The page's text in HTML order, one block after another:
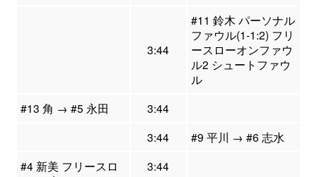
3:44
#11 鈴木 パーソナル
ファウル(1-1:2) フリ
ースローオンファウ
ル2 シュートファウ
ル
#13 角 → #5 永田
3:44
3:44
#9 平川 → #6 志水
#4 新美 フリースロ
3:44